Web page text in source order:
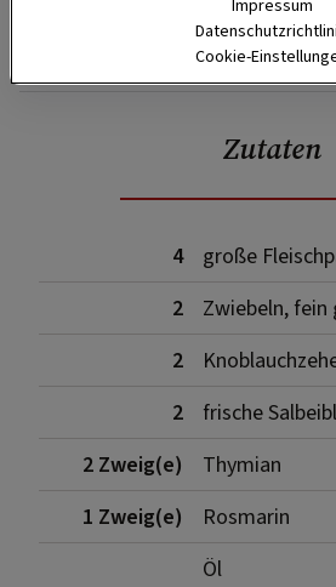
SPEICHERN
Zutaten
4
große
2
Zwiebeln,
2
2
frische
2 Zweig(e)
Thymian
1 Zweig(e)
Rosmarin
Öl
Impressum
Cookie-